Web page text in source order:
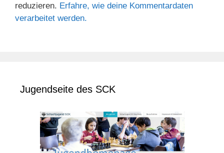
reduzieren. Erfahre, wie deine Kommentardaten
verarbeitet werden.
Jugendseite des SCK